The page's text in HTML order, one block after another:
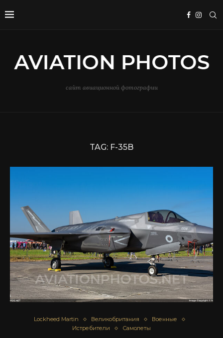
сайт авиационной фотографии
TAG: F-35B
Lockheed Martin Великобритания
Военные
Истребители
Самолеты